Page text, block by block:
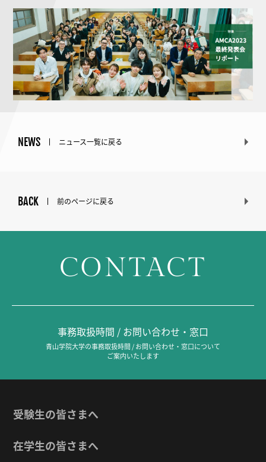
NEWS ニュース一覧に戻る
BACK 前のページに戻る
CONTACT
事務取扱時間 / お問い合わせ・窓口
青山学院大学の事務取扱時間 / お問い合わせ・窓口について
ご案内いたします
受験生の皆さまへ
在学生の皆さまへ